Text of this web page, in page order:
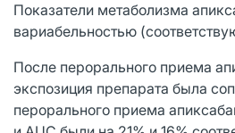
Показатели метаболизма
вариабельностью
После перорального приема
экспозиция препарата была
перорального приема